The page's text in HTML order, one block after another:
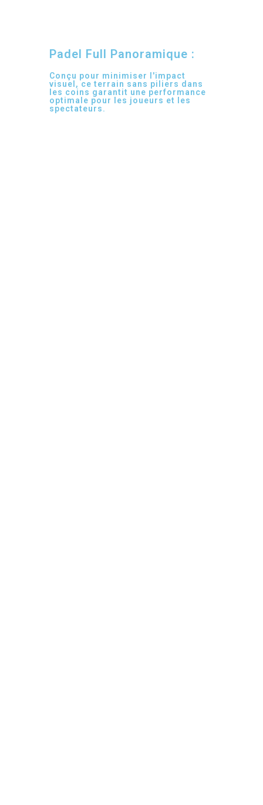
Padel Full Panoramique :
Conçu pour minimiser l'impact
visuel, ce terrain sans piliers dans
les coins garantit une performance
optimale pour les joueurs et les
spectateurs.